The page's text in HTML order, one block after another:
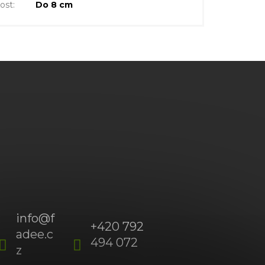
: Do 8 cm
info@f
adee.c
z
+420 792
494 072
(Po-